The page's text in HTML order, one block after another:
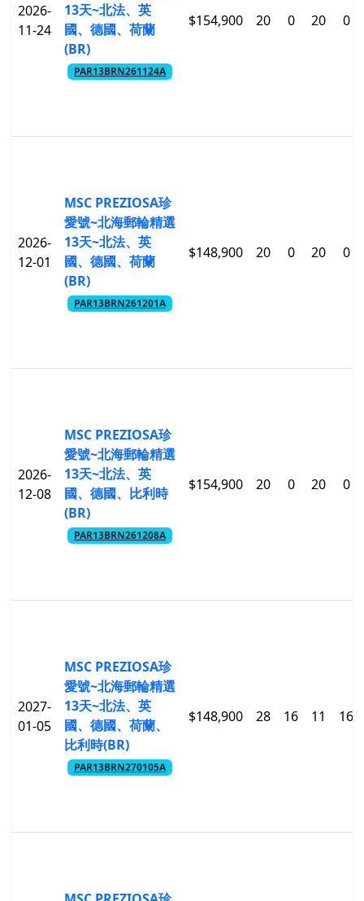
2026-
11-24
13天~北法、英
國、德國、荷蘭
(BR)
PAR13BRN261124A
$154,900 20 0 20 0
2026-
12-01
MSC PREZIOSA珍
愛號~北海郵輪精選
13天~北法、英
國、德國、荷蘭
(BR)
PAR13BRN261201A
$148,900 20 0 20 0
2026-
12-08
MSC PREZIOSA珍
愛號~北海郵輪精選
13天~北法、英
國、德國、比利時
(BR)
PAR13BRN261208A
$154,900 20 0 20 0
2027-
01-05
MSC PREZIOSA珍
愛號~北海郵輪精選
13天~北法、英
國、德國、荷蘭、
比利時(BR)
PAR13BRN270105A
$148,900 28 16 11 16